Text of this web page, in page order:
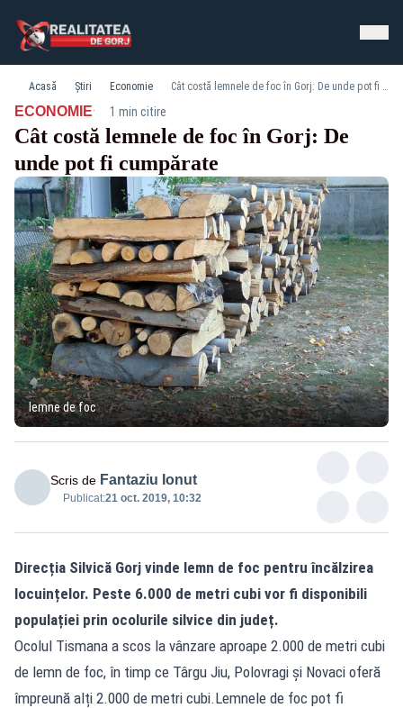
Acasă Știri Economie Cât costă lemnele de foc în Gorj: De unde pot fi cumpărate
ECONOMIE· 1 min citire
Cât costă lemnele de foc în Gorj: De
unde pot fi cumpărate
lemne de foc
Scris de Fantaziu Ionut
Publicat:21 oct. 2019, 10:32
Direcția Silvică Gorj vinde lemn de foc pentru încălzirea
locuințelor. Peste 6.000 de metri cubi vor fi disponibili
populației prin ocolurile silvice din județ.
Ocolul Tismana a scos la vânzare aproape 2.000 de metri cubi
de lemn de foc, în timp ce Târgu Jiu, Polovragi și Novaci oferă
împreună alți 2.000 de metri cubi.Lemnele de foc pot fi